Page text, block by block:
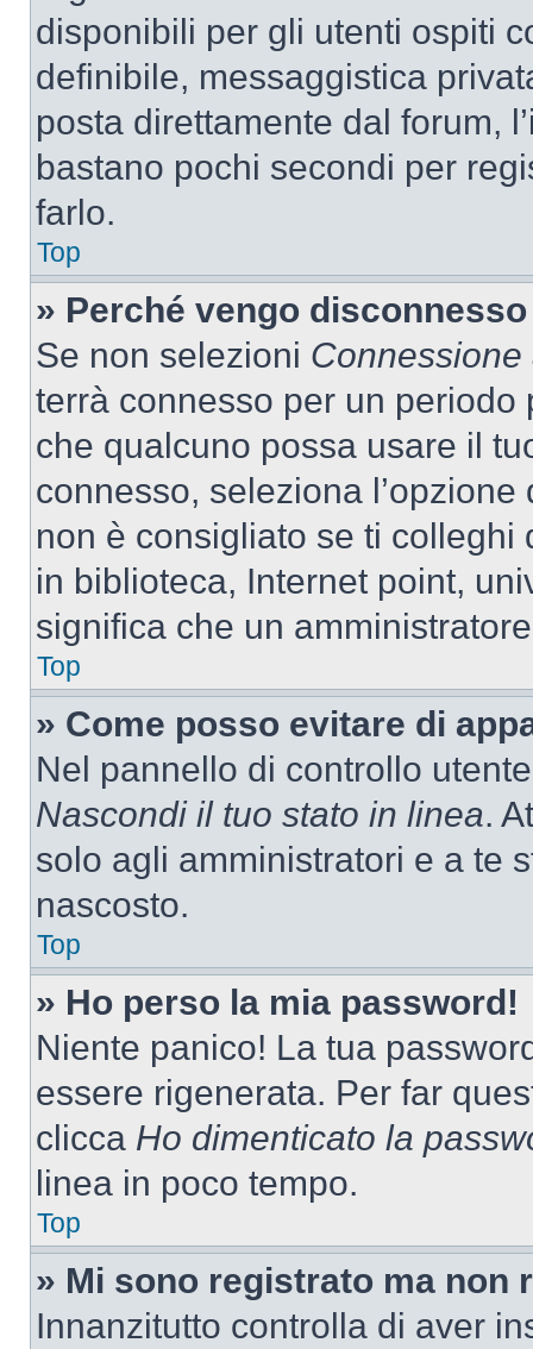
disponibili per gli utenti ospiti
definibile, messaggistica
posta direttamente dal forum,
bastano pochi secondi per
farlo.
Top
» Perché vengo
Se non selezioni
terrà connesso per un
che qualcuno possa usare il
connesso, seleziona
non è consigliato se ti
in biblioteca, Internet point,
significa che un
Top
» Come posso evitare di
Nel pannello di controllo
Nascondi il tuo stato in linea.
solo agli amministratori e a te
nascosto.
Top
» Ho perso la mia password!
Niente panico! La tua
essere rigenerata. Per far
clicca Ho dimenticato la
linea in poco tempo.
Top
» Mi sono registrato ma non
Innanzitutto controlla di aver